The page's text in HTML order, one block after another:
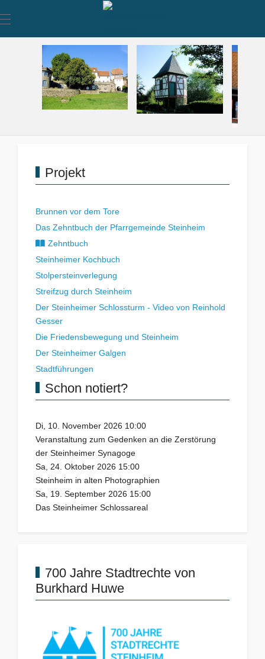
Mobile Menu Toggle
Projekt
Brunnen vor dem Tore
Das Zehntbuch der Pfarrgemeinde Steinheim
Zehntbuch
Steinheimer Kochbuch
Stolpersteinverlegung
Streifzug durch Steinheim
Der Steinheimer Schlossturm - Video von Reinhold
Gesser
Die Friedensbewegung und Steinheim
Der Steinheimer Galgen
Stadtführungen
Schon notiert?
Di, 10. November 2026 10:00
Veranstaltung zum Gedenken an die Zerstörung
der Steinheimer Synagoge
Sa, 24. Oktober 2026 15:00
Steinheim in alten Photographien
Sa, 19. September 2026 15:00
Das Steinheimer Schlossareal
700 Jahre Stadtrechte von
Burkhard Huwe